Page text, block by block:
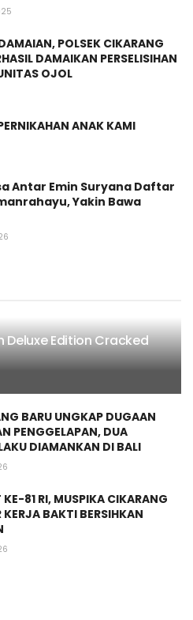
POLSEK CIKARANG
DAMAIKAN PERSELISIHAN
OJOL
ANAK KAMI
Antar Emin Suryana Daftar
Yakin Bawa
Deluxe Edition Cracked
BARU UNGKAP DUGAAN
PENGGELAPAN, DUA
DIAMANKAN DI BALI
81 RI, MUSPIKA CIKARANG
KERJA BAKTI BERSIHKAN